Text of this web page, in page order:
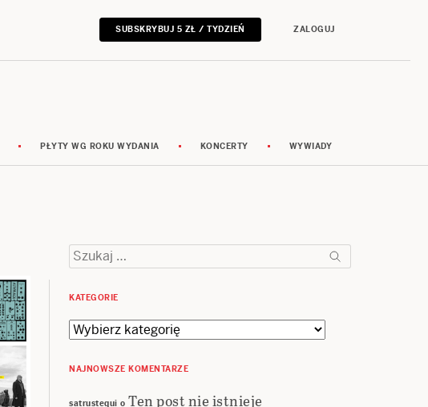
SUBSKRYBUJ 5 ZŁ / TYDZIEŃ ZALOGUJ
PŁYTY WG ROKU WYDANIA KONCERTY WYWIADY
Szukaj:
KATEGORIE
Kategorie
NAJNOWSZE KOMENTARZE
satrustequi o Ten post nie istnieje